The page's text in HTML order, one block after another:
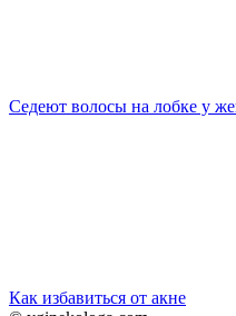
Седеют волосы на лобке у
Как избавиться от акне